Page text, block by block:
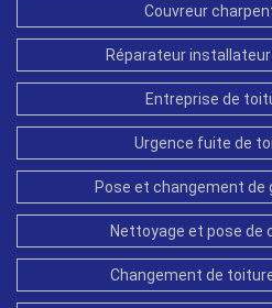
Couvreur
Réparateur
Entreprise de
Urgence fuite de
Pose et changement
Nettoyage et pose de
Changement de